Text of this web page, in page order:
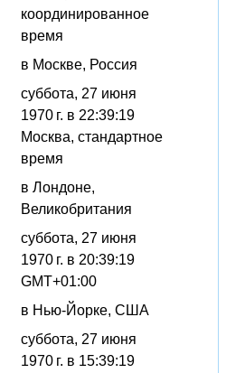
координированное
время
в Москве, Россия
суббота, 27 июня
1970 г. в 22:39:19
Москва, стандартное
время
в Лондоне,
Великобритания
суббота, 27 июня
1970 г. в 20:39:19
GMT+01:00
в Нью-Йорке, США
суббота, 27 июня
1970 г. в 15:39:19